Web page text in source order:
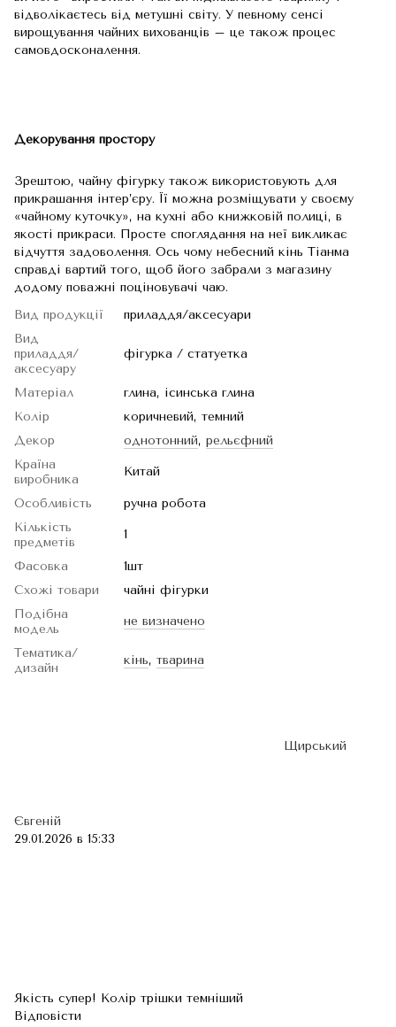
відволікаєтесь від метушні світу. У певному сенсі
вирощування чайних вихованців – це також процес
самовдосконалення.
Декорування простору
Зрештою, чайну фігурку також використовують для
прикрашання інтер’єру. Її можна розміщувати у своєму
«чайному куточку», на кухні або книжковій полиці, в
якості прикраси. Просте споглядання на неї викликає
відчуття задоволення. Ось чому небесний кінь Тіанма
справді вартий того, щоб його забрали з магазину
додому поважні поціновувачі чаю.
Вид продукції
приладдя/аксесуари
Вид
приладдя/
аксесуару
фігурка / статуетка
Матеріал
глина, ісинська глина
Колір
коричневий, темний
Декор
однотонний, рельєфний
Країна
виробника
Китай
Особливість
ручна робота
Кількість
предметів
1
Фасовка
1шт
Схожі товари
чайні фігурки
Подібна
модель
не визначено
Тематика/
дизайн
кінь, тварина
Щирський
Євгеній
29.01.2026 в 15:33
Якість супер! Колір трішки темніший
Відповісти